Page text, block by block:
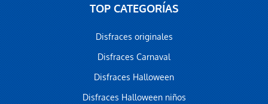
TOP CATEGORÍAS
Disfraces originales
Disfraces Carnaval
Disfraces Halloween
Disfraces Halloween niños